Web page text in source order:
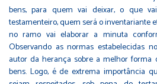
bens, para quem vai deixar, o que
testamenteiro, quem será o inventariante
no ramo vai elaborar a minuta
Observando as normas estabelecidas
autor da herança sobre a melhor forma
bens. Logo, é de extrema importância